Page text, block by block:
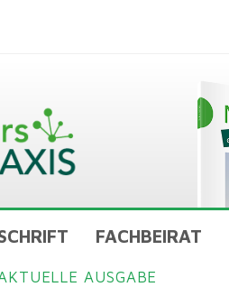
FACHBEIRAT
AUSGABE